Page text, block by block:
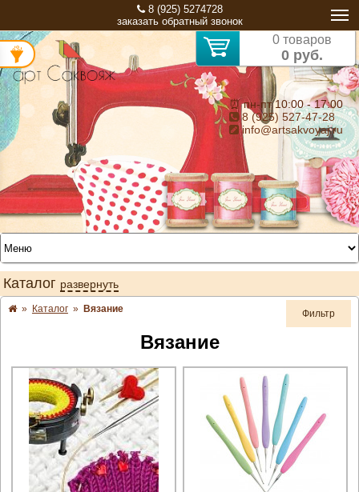
8 (925) 5274728
заказать обратный звонок
0 товаров
0 руб.
⏰ пн-пт 10:00 - 17:00
8 (925) 527-47-28
info@artsakvoyaj.ru
Каталог развернуть
Фильтр
» Каталог » Вязание
Вязание